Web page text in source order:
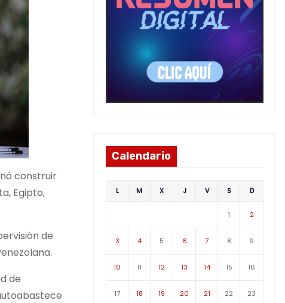
construir
Egipto,
de
de
Calendario
L M X J V S D
1 2
3 4 5 6 7 8 9
10 11 12 13 14 15 16
17 18 19 20 21 22 23